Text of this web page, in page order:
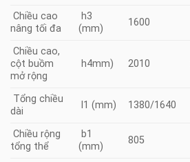
Chiều cao
nâng tối đa
h3
(mm)
1600
Chiều cao,
cột buồm
mở rộng
h4mm) 2010
Tổng chiều
dài
l1 (mm) 1380/1640
Chiều rộng
tổng thể
b1
(mm)
805